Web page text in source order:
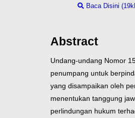
Baca Disini
Abstract
Undang-undang Nomor
penumpang untuk
yang disampaikan oleh
menentukan tanggung
perlindungan hukum